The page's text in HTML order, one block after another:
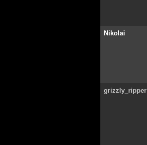
Nikolai
grizzly_ripper